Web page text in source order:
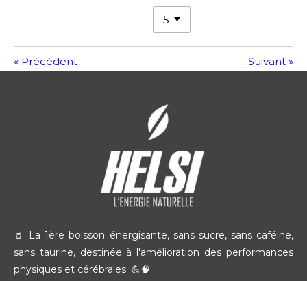
« Précédent Suivant »
🥤 La 1ère boisson énergisante, sans sucre, sans caféine,
sans taurine, destinée à l'amélioration des performances
physiques et cérébrales. 💪🧠